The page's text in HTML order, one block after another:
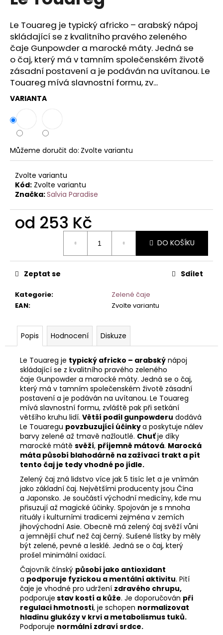
z
5
hvězdiček.
Le Touareg je typický africko – arabský nápoj
skládající se z kvalitního pravého zeleného
čaje Gunpowder a marocké máty. Jedná se
o čaj, který má v tamním společenském životě
zásadní postavení a je podáván na uvítanou. Le
Touareg mívá slavnostní formu, zv...
VARIANTA
Můžeme doručit do: Zvolte variantu
Zvolte variantu
Kód: Zvolte variantu
Značka:Salvia Paradise
od 253 Kč
DO KOŠÍKU
Kategorie:
Zelené čaje
EAN: Zvolte variantu
Zeptat se Sdílet
Popis Hodnocení Diskuze
Le Touareg je typický africko – arabský nápoj
skládající se z kvalitního pravého zeleného
čaje Gunpowder a marocké máty. Jedná se o čaj,
který má v tamním společenském životě zásadní
postavení a je podáván na uvítanou. Le Touareg
mívá slavnostní formu, zvláště pak při setkání
většího kruhu lidí. Větší podíl gunpowderu dodává
Le Touaregu povzbuzující účinkya poskytuje nálev
barvy zelené až tmavě nažloutlé. Chuťje díky
marocké mátě svěží, příjemně mátová. Marocká
máta působí blahodárně na zažívací trakt a pít
tento čaj je tedy vhodné po jídle.
Zelený čaj zná lidstvo více jak 5 tisíc let a je vnímán
jako základní čaj. Největšími producenty jsou Čína
a Japonsko. Je součástí východní medicíny, kde mu
přisuzují až magické účinky. Spojován je s mnoha
rituály i kulturními tradicemi zejména v zemích
jihovýchodní Asie. Obecně má zelený čaj svěží vůni
a jemnější chuť než čaj černý. Sušené lístky by měly
být zelené, pevné a lesklé. Jedná se o čaj, který
prošel minimální oxidací.
Čajovník čínský působí jako antioxidant
a podporuje fyzickou a mentální aktivitu. Pití
čaje je vhodné pro udržení zdravého chrupu,
podporuje stav kostí a kůže. Je doporučován při
regulaci hmotnosti, je schopen normalizovat
hladinu glukózy v krvi a metabolismus tuků.
Podporuje normální zdraví srdce.
j
í
t
?
D
o
p
o
u
č
e
m
e